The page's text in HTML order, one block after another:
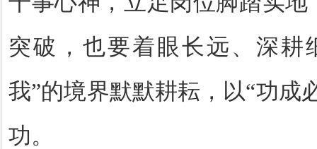
突破，也要着眼长远、深耕
我”的境界默默耕耘，以“功成
功。